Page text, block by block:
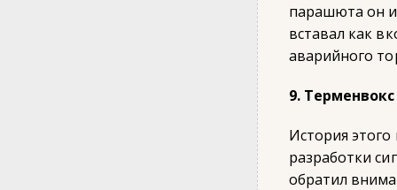
парашюта он
вставал как
аварийного
9. Терменвокс
История
разработки
обратил